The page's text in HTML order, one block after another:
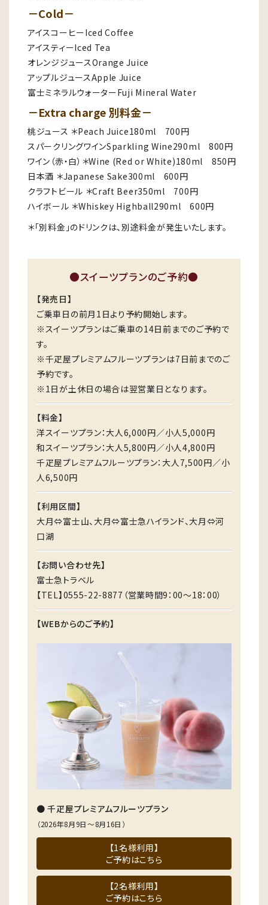
－Cold－
アイスコーヒーIced Coffee
アイスティーIced Tea
オレンジジュースOrange Juice
アップルジュースApple Juice
富士ミネラルウォーターFuji Mineral Water
－Extra charge 別料金－
桃ジュース ＊Peach Juice180ml 700円
スパークリングワインSparkling Wine290ml 800円
ワイン（赤・白）＊Wine (Red or White)180ml 850円
日本酒 ＊Japanese Sake300ml 600円
クラフトビール ＊Craft Beer350ml 700円
ハイボール ＊Whiskey Highball290ml 600円
＊「別料金」のドリンクは、別途料金が発生いたします。
●スイーツプランのご予約●
【発売日】
ご乗車日の前月1日より予約開始します。
※スイーツプランはご乗車の14日前までのご予約で
す。
※千疋屋プレミアムフルーツプランは7日前までのご
予約です。
※1日が土休日の場合は翌営業日となります。
【料金】
洋スイーツプラン：大人6,000円／小人5,000円
和スイーツプラン：大人5,800円／小人4,800円
千疋屋プレミアムフルーツプラン：大人7,500円／小
人6,500円
【利用区間】
大月⇔富士山、大月⇔富士急ハイランド、大月⇔河
口湖
【お問い合わせ先】
富士急トラベル
【TEL】0555-22-8877（営業時間9：00～18：00）
【WEBからのご予約】
● 千疋屋プレミアムフルーツプラン
（2026年8月9日～8月16日）
【1名様利用】
ご予約はこちら
【2名様利用】
ご予約はこちら